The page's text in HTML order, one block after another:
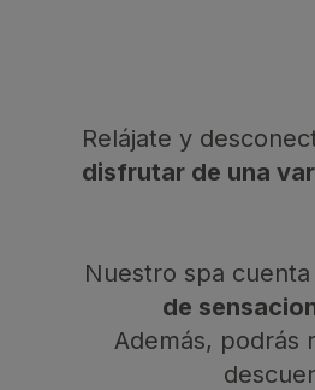
Relájate y
disfrutar de una
Nuestro spa
de
Además, podrás